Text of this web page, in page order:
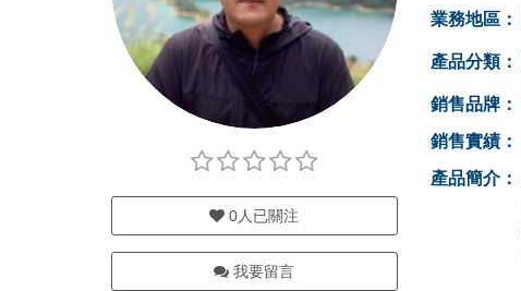
0人已關注
我要留言
業務地區：
產品分類：
銷售品牌：
銷售實績：
產品簡介：